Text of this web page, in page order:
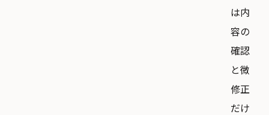
は内
容の
確認
と微
修正
だけ